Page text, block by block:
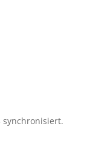
synchronisiert.